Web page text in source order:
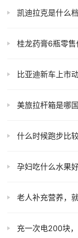
凯迪拉克是什么档次
桂龙药膏6瓶零售价
比亚迪新车上市动力
美旅拉杆箱是哪国品牌 美旅
什么时候跑步比
孕妇吃什么水果好对胎
老人补充营养，就
充一次电200块